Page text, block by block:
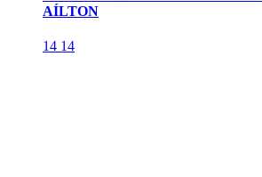
AÍLTON
14 14